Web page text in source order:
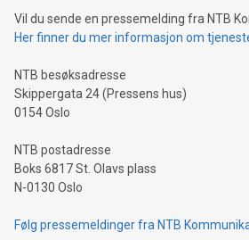
Vil du sende en pressemelding fra NTB
Her finner du mer informasjon om
NTB besøksadresse
Skippergata 24 (Pressens hus)
0154 Oslo
NTB postadresse
Boks 6817 St. Olavs plass
N-0130 Oslo
Følg pressemeldinger fra NTB